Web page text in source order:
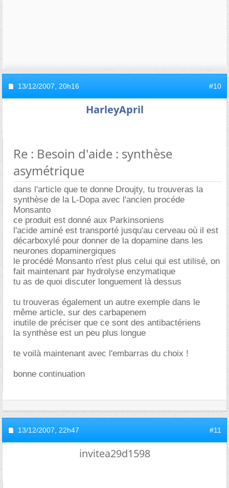
13/12/2007, 20h16 #10
HarleyApril
Re : Besoin d'aide : synthèse
asymétrique
dans l'article que te donne Droujty, tu trouveras la
synthèse de la L-Dopa avec l'ancien procéde
Monsanto
ce produit est donné aux Parkinsoniens
l'acide aminé est transporté jusqu'au cerveau où il est
décarboxylé pour donner de la dopamine dans les
neurones dopaminergiques
le procédé Monsanto n'est plus celui qui est utilisé, on
fait maintenant par hydrolyse enzymatique
tu as de quoi discuter longuement là dessus
tu trouveras également un autre exemple dans le
même article, sur des carbapenem
inutile de préciser que ce sont des antibactériens
la synthèse est un peu plus longue
te voilà maintenant avec l'embarras du choix !
bonne continuation
13/12/2007, 22h47 #11
invitea29d1598